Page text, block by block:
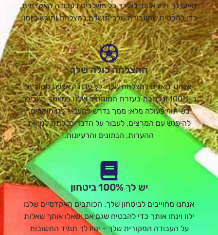
יסייעו לך וילוו אותך לאורך כל השלבים בעבודה האקדמית,
כדי להבטיח שהעבודה שלך תושלם בהצלחה ותוגש בזמן.
ההצלחה כולה שלך
אנחנו דואגים להצלחה שלך. כל עבודה אצלנו מקורית
ב-100% ונכתבת בעזרת המומחים שלנו במיוחד בשבילך
בשיתוף פעולה מלא: ממך נדרש להעביר לנו חומרים,
להיפגש עם המרצים, לעבור על הדברים, לתת לנו את
ההערות, הנתונים והרעיונות.
יש לך 100% ביטחון
אנחנו מחוייבים לביטחון שלך. הכותבים האקדמיים שלנו
ילוו וינחו אותך כדי להבטיח שגם אם ישאלו אותך שאלות
על העבודה המקורית שלך - יהיו לך תמיד התשובות